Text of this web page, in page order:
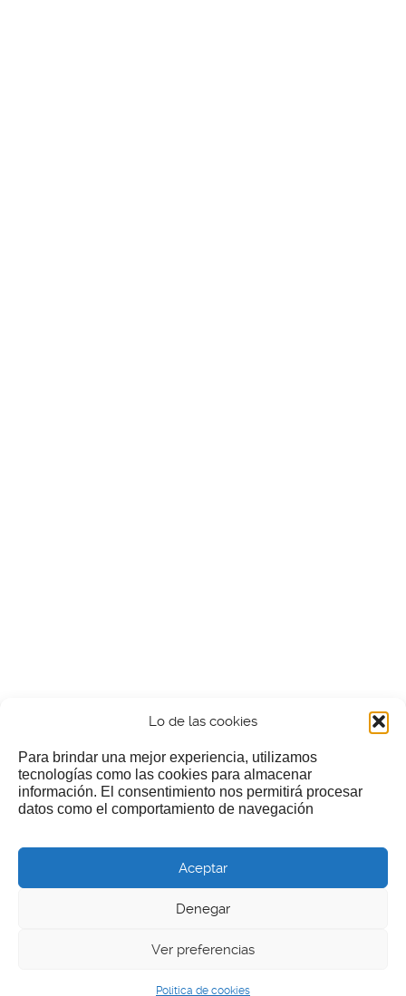
Lo de las cookies
Para brindar una mejor experiencia, utilizamos
tecnologías como las cookies para almacenar
información. El consentimiento nos permitirá procesar
datos como el comportamiento de navegación
Aceptar
Denegar
Ver preferencias
Política de cookies
¿Nos invitas a un cafecillo?
Si te gusta nuestra web puedes echar limosna a estos